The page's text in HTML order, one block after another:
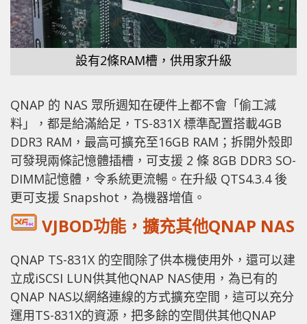
設有2條RAM槽，供用家升級
QNAP 的 NAS 眾所週知在硬件上都不會「偷工減
料」，都是給滿給足，TS-831X 標準配置搭載4GB
DDR3 RAM，最高可擴充至16GB RAM；拆開外殼即
可發現兩條記憶體插槽，可支援 2 條 8GB DDR3 SO-
DIMM記憶體，令系統更流暢。在升級 QTS4.3.4 後
更可支援 Snapshot，為機器增值。
VJBOD功能，擴充其他QNAP NAS
QNAP TS-831X 的空間除了供本機使用外，還可以建
立成iSCSI LUN供其他QNAP NAS使用，為已有的
QNAP NAS以網絡連線的方式擴充空間，這可以充分
運用TS-831X的資源，把多餘的空間供其他QNAP